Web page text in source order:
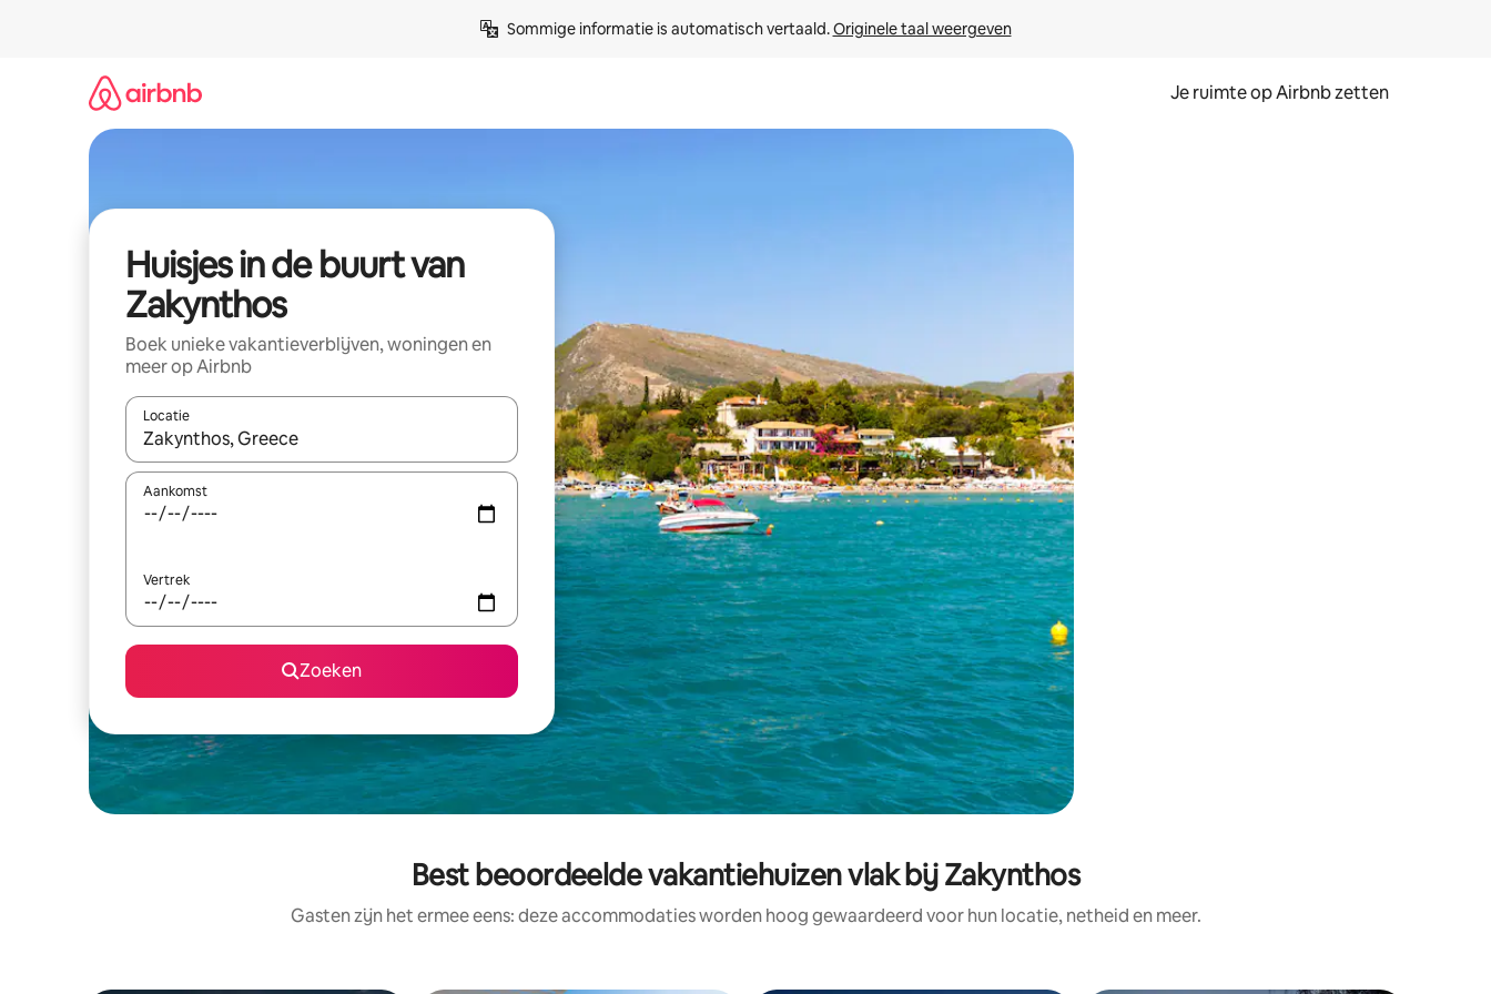
Sommige informatie is automatisch vertaald. Originele taal weergeven
Je ruimte op Airbnb zetten
Huisjes in de buurt van
Zakynthos
Boek unieke vakantieverblijven, woningen en
meer op Airbnb
Locatie
Wanneer er suggesties beschikbaar zijn, maak je een keuze met je de pijltjestoetsen omhoog en omlaag, óf door te tikken of swipen.
Aankomst
Vertrek
Zoeken
Best beoordeelde vakantiehuizen vlak bij Zakynthos
Gasten zijn het ermee eens: deze accommodaties worden hoog gewaardeerd voor hun locatie, netheid en meer.